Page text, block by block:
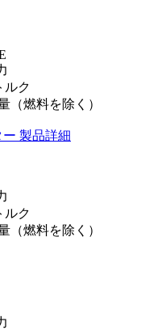
ルク
（燃料を除く）
ー 製品詳細
ルク
（燃料を除く）